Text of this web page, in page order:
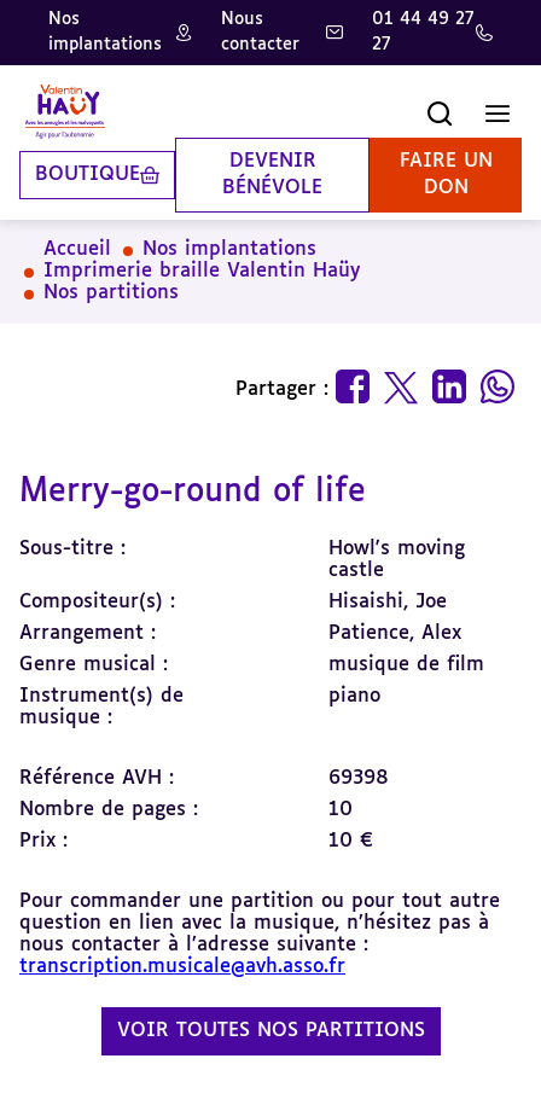
Aller
contenu
principal
Aller
pied
de
page
Aller
la
recherche
Nos
implantations
Nous
contacter
01 44 49 27
27
BOUTIQUE
DEVENIR
BÉNÉVOLE
FAIRE UN
DON
Accueil
Nos implantations
Imprimerie braille Valentin Haüy
Nos partitions
Partager :
Merry-go-round of life
Sous-titre :
Howl's moving
castle
Compositeur(s) :
Hisaishi, Joe
Arrangement :
Patience, Alex
Genre musical :
musique de film
Instrument(s) de
musique :
piano
Référence AVH :
69398
Nombre de pages :
10
Prix :
10 €
Pour commander une partition ou pour tout autre
question en lien avec la musique, n’hésitez pas à
nous contacter à l’adresse suivante :
transcription.musicale@avh.asso.fr
VOIR TOUTES NOS PARTITIONS